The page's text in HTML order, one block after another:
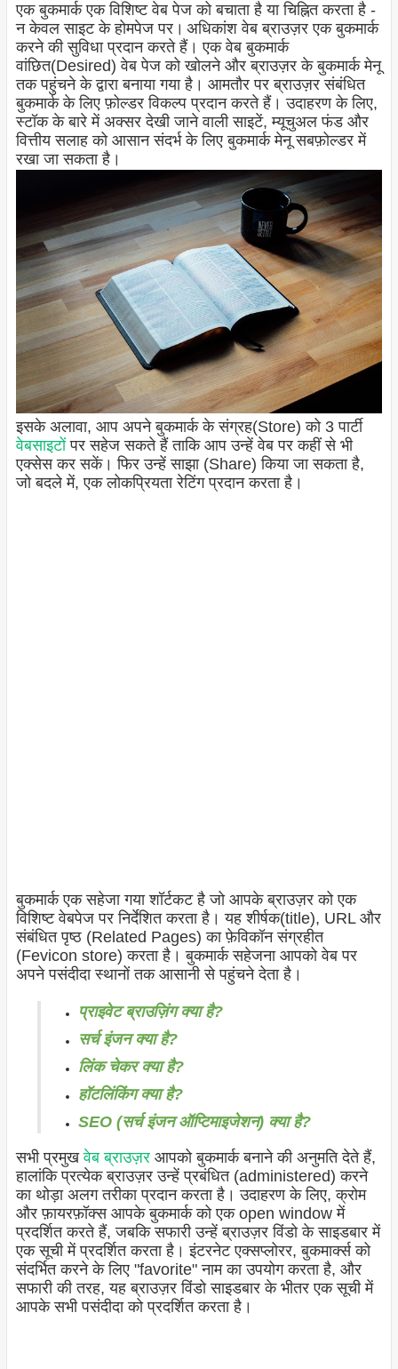
एक बुकमार्क एक विशिष्ट वेब पेज को बचाता है या चिह्नित करता है -
न केवल साइट के होमपेज पर। अधिकांश वेब ब्राउज़र एक बुकमार्क
करने की सुविधा प्रदान करते हैं। एक वेब बुकमार्क
वांछित(Desired) वेब पेज को खोलने और ब्राउज़र के बुकमार्क मेनू
तक पहुंचने के द्वारा बनाया गया है। आमतौर पर ब्राउज़र संबंधित
बुकमार्क के लिए फ़ोल्डर विकल्प प्रदान करते हैं। उदाहरण के लिए,
स्टॉक के बारे में अक्सर देखी जाने वाली साइटें, म्यूचुअल फंड और
वित्तीय सलाह को आसान संदर्भ के लिए बुकमार्क मेनू सबफ़ोल्डर में
रखा जा सकता है।
इसके अलावा, आप अपने बुकमार्क के संग्रह(Store) को 3 पार्टी
वेबसाइटोंपर सहेज सकते हैं ताकि आप उन्हें वेब पर कहीं से भी
एक्सेस कर सकें। फिर उन्हें साझा (Share) किया जा सकता है,
जो बदले में, एक लोकप्रियता रेटिंग प्रदान करता है।
बुकमार्क एक सहेजा गया शॉर्टकट है जो आपके ब्राउज़र को एक
विशिष्ट वेबपेज पर निर्देशित करता है। यह शीर्षक(title), URL और
संबंधित पृष्ठ (Related Pages) का फ़ेविकॉन संग्रहीत
(Fevicon store) करता है। बुकमार्क सहेजना आपको वेब पर
अपने पसंदीदा स्थानों तक आसानी से पहुंचने देता है।
प्राइवेट ब्राउज़िंग क्या है?
सर्च इंजन क्या है?
लिंक चेकर क्या है?
हॉटलिंकिंग क्या है?
SEO (सर्च इंजन ऑप्टिमाइजेशन) क्या है?
सभी प्रमुखवेब ब्राउज़रआपको बुकमार्क बनाने की अनुमति देते हैं,
हालांकि प्रत्येक ब्राउज़र उन्हें प्रबंधित (administered) करने
का थोड़ा अलग तरीका प्रदान करता है। उदाहरण के लिए, क्रोम
और फ़ायरफ़ॉक्स आपके बुकमार्क को एक open window में
प्रदर्शित करते हैं, जबकि सफारी उन्हें ब्राउज़र विंडो के साइडबार में
एक सूची में प्रदर्शित करता है। इंटरनेट एक्सप्लोरर, बुकमार्क्स को
संदर्भित करने के लिए "favorite" नाम का उपयोग करता है, और
सफारी की तरह, यह ब्राउज़र विंडो साइडबार के भीतर एक सूची में
आपके सभी पसंदीदा को प्रदर्शित करता है।